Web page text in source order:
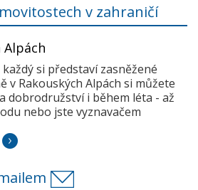
v zahraničí
si představí zasněžené
v Rakouských Alpách si můžete
dobrodružství i během léta - až
nebo jste vyznavačem